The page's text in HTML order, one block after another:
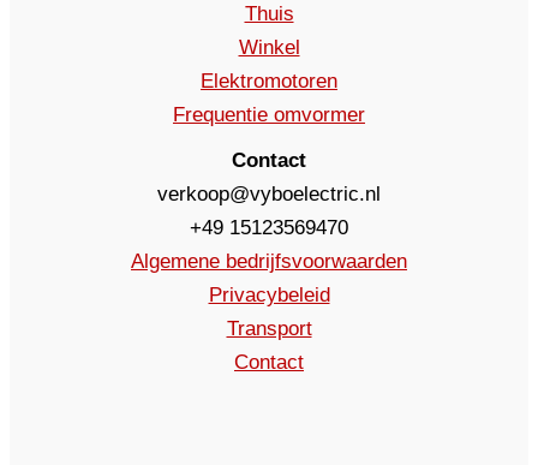
Thuis
Winkel
Elektromotoren
Frequentie omvormer
Contact
verkoop@vyboelectric.nl
+49 15123569470
Algemene bedrijfsvoorwaarden
Privacybeleid
Transport
Contact